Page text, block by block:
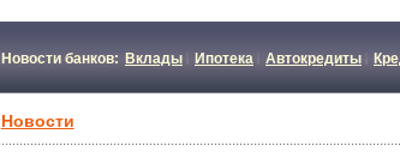
Новости банков: Вклады Ипотека Автокредиты
Новости